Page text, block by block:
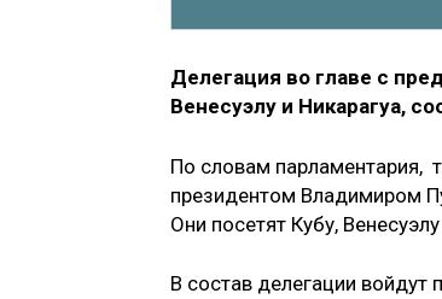
Делегация во главе с
Венесуэлу и Никарагуа,
По словам парламентария,
президентом Владимиром
Они посетят Кубу,
В состав делегации